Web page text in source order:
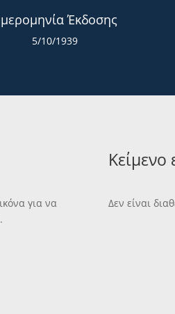
Έκδοσης
5/10/1939
για να
Κείμενο
Δεν είναι